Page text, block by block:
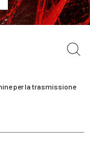
per la trasmissione